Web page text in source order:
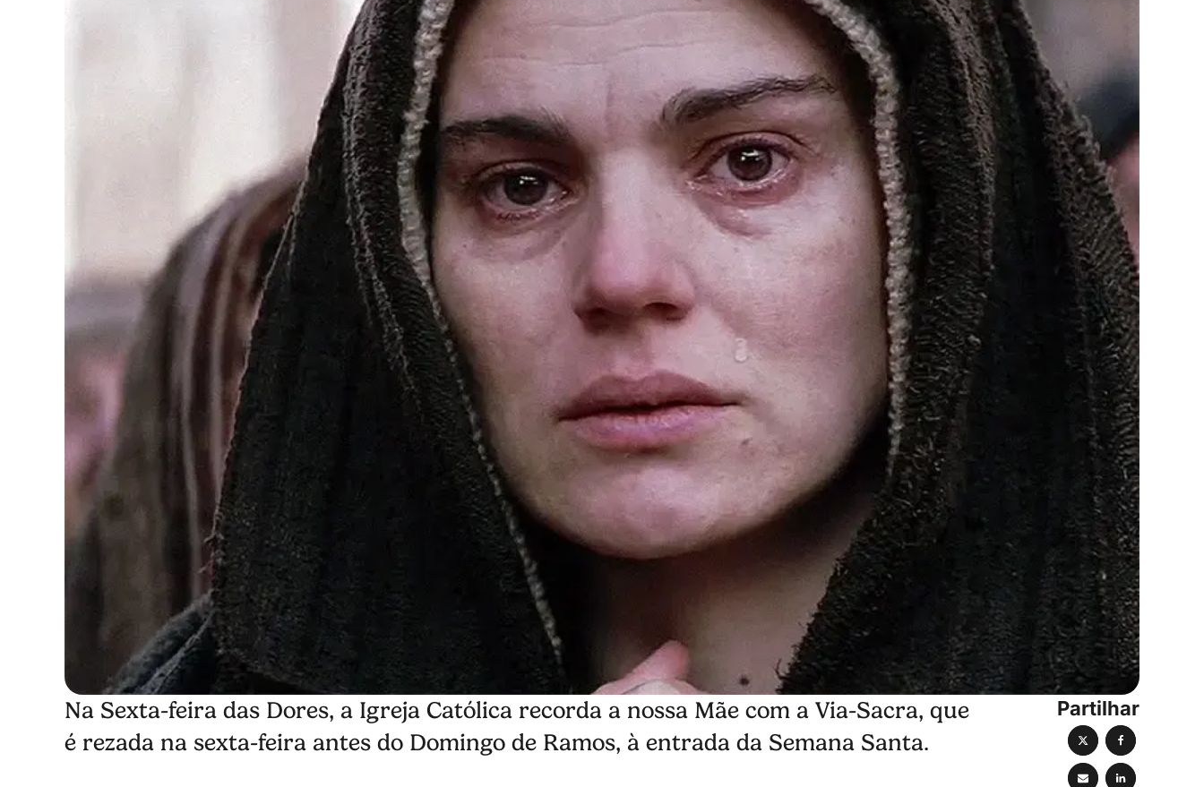
Na Sexta-feira das Dores, a Igreja Católica recorda a nossa Mãe com a Via-Sacra, que
é rezada na sexta-feira antes do Domingo de Ramos, à entrada da Semana Santa.
Partilhar